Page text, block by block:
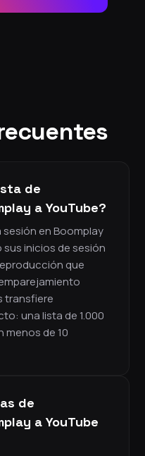
de
a YouTube?
sesión en Boomplay
inicios de sesión
que
transfiere
una lista de 1.000
menos de 10
de
a YouTube